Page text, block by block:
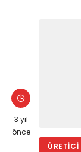
3 yıl
önce
ÜRETICI